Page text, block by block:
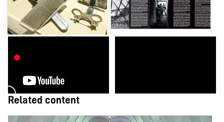
Related content